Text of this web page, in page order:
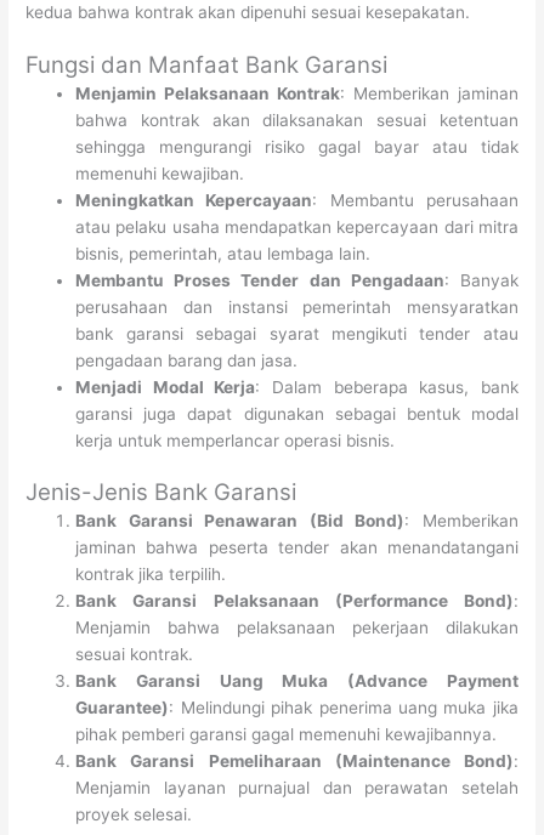
kedua bahwa kontrak akan dipenuhi sesuai kesepakatan.
Fungsi dan Manfaat Bank Garansi
Menjamin Pelaksanaan Kontrak: Memberikan jaminan
bahwa kontrak akan dilaksanakan sesuai ketentuan
sehingga mengurangi risiko gagal bayar atau tidak
memenuhi kewajiban.
Meningkatkan Kepercayaan: Membantu perusahaan
atau pelaku usaha mendapatkan kepercayaan dari mitra
bisnis, pemerintah, atau lembaga lain.
Membantu Proses Tender dan Pengadaan: Banyak
perusahaan dan instansi pemerintah mensyaratkan
bank garansi sebagai syarat mengikuti tender atau
pengadaan barang dan jasa.
Menjadi Modal Kerja: Dalam beberapa kasus, bank
garansi juga dapat digunakan sebagai bentuk modal
kerja untuk memperlancar operasi bisnis.
Jenis-Jenis Bank Garansi
Bank Garansi Penawaran (Bid Bond): Memberikan
jaminan bahwa peserta tender akan menandatangani
kontrak jika terpilih.
Bank Garansi Pelaksanaan (Performance Bond):
Menjamin bahwa pelaksanaan pekerjaan dilakukan
sesuai kontrak.
Bank Garansi Uang Muka (Advance Payment
Guarantee): Melindungi pihak penerima uang muka jika
pihak pemberi garansi gagal memenuhi kewajibannya.
Bank Garansi Pemeliharaan (Maintenance Bond):
Menjamin layanan purnajual dan perawatan setelah
proyek selesai.